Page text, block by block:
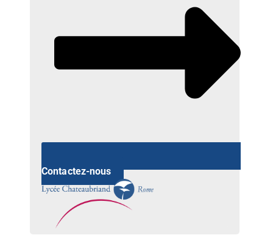
Contactez-nous